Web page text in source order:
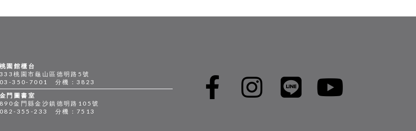
桃園館櫃台
333桃園市龜山區德明路5號
03-350-7001 分機：3823
金門圖書室
890金門縣金沙鎮德明路105號
082-355-233 分機：7513